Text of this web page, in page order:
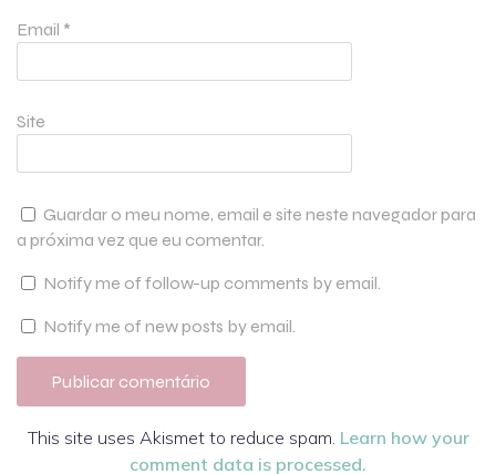
Email *
Site
Guardar o meu nome, email e site neste navegador para
a próxima vez que eu comentar.
Notify me of follow-up comments by email.
Notify me of new posts by email.
This site uses Akismet to reduce spam. Learn how your
comment data is processed.